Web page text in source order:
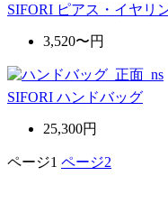
SIFORI ピアス・イヤリ
3,520〜円
SIFORI ハンドバッグ
25,300円
ページ1 ページ2